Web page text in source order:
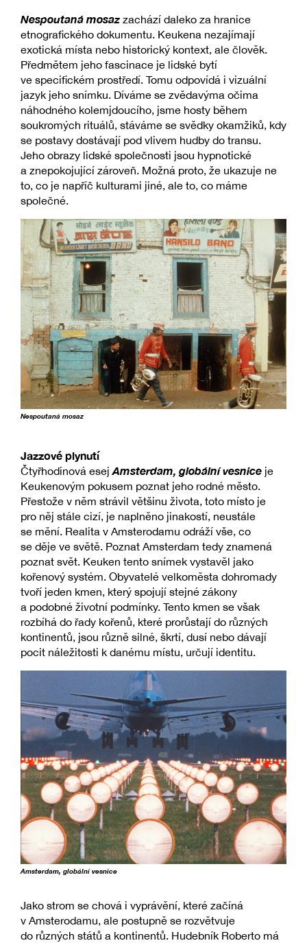
Nespoutaná mosaz zachází daleko za hranice
etnografického dokumentu. Keukena nezajímají
exotická místa nebo historický kontext, ale člověk.
Předmětem jeho fascinace je lidské bytí
ve specifickém prostředí. Tomu odpovídá i vizuální
jazyk jeho snímku. Díváme se zvědavýma očima
náhodného kolemjdoucího, jsme hosty během
soukromých rituálů, stáváme se svědky okamžiků, kdy
se postavy dostávají pod vlivem hudby do transu.
Jeho obrazy lidské společnosti jsou hypnotické
a znepokojující zároveň. Možná proto, že ukazuje ne
to, co je napříč kulturami jiné, ale to, co máme
společné.
Nespoutaná mosaz
Jazzové plynutí
Čtyřhodinová esejAmsterdam, globální vesnice je
Keukenovým pokusem poznat jeho rodné město.
Přestože v něm strávil většinu života, toto místo je
pro něj stále cizí, je naplněno jinakostí, neustále
se mění. Realita v Amsterodamu odráží vše, co
se děje ve světě. Poznat Amsterdam tedy znamená
poznat svět. Keuken tento snímek vystavěl jako
kořenový systém. Obyvatelé velkoměsta dohromady
tvoří jeden kmen, který spojují stejné zákony
a podobné životní podmínky. Tento kmen se však
rozbíhá do řady kořenů, které prorůstají do různých
kontinentů, jsou různě silné, škrtí, dusí nebo dávají
pocit náležitosti k danému místu, určují identitu.
Amsterdam, globální vesnice
Jako strom se chová i vyprávění, které začíná
v Amsterodamu, ale postupně se rozvětvuje
do různých států a kontinentů. Hudebník Roberto má